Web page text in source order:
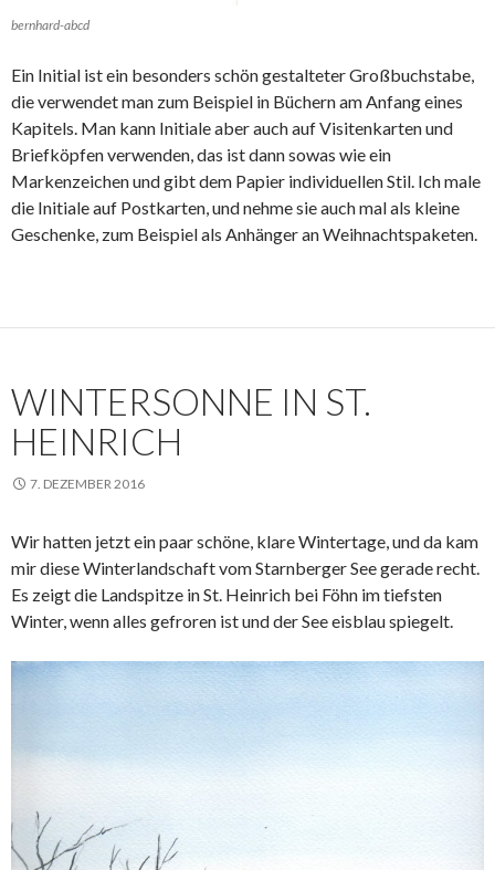
bernhard-abcd
Ein Initial ist ein besonders schön gestalteter Großbuchstabe,
die verwendet man zum Beispiel in Büchern am Anfang eines
Kapitels. Man kann Initiale aber auch auf Visitenkarten und
Briefköpfen verwenden, das ist dann sowas wie ein
Markenzeichen und gibt dem Papier individuellen Stil. Ich male
die Initiale auf Postkarten, und nehme sie auch mal als kleine
Geschenke, zum Beispiel als Anhänger an Weihnachtspaketen.
WINTERSONNE IN ST.
HEINRICH
7. DEZEMBER 2016
Wir hatten jetzt ein paar schöne, klare Wintertage, und da kam
mir diese Winterlandschaft vom Starnberger See gerade recht.
Es zeigt die Landspitze in St. Heinrich bei Föhn im tiefsten
Winter, wenn alles gefroren ist und der See eisblau spiegelt.